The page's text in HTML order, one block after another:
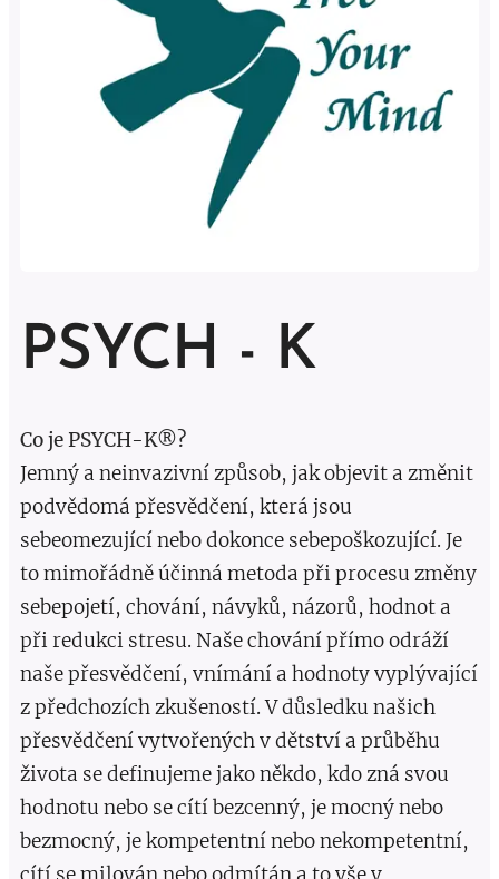
PSYCH - K
Co jePSYCH-K®?
Jemný a neinvazivní způsob, jak objevit a změnit
podvědomá přesvědčení, která jsou
sebeomezující nebo dokonce sebepoškozující. Je
to mimořádně účinná metoda při procesu změny
sebepojetí, chování, návyků, názorů, hodnot a
při redukci stresu. Naše chování přímo odráží
naše přesvědčení, vnímání a hodnoty vyplývající
z předchozích zkušeností. V důsledku našich
přesvědčení vytvořených v dětství a průběhu
života se definujeme jako někdo, kdo zná svou
hodnotu nebo se cítí bezcenný, je mocný nebo
bezmocný, je kompetentní nebo nekompetentní,